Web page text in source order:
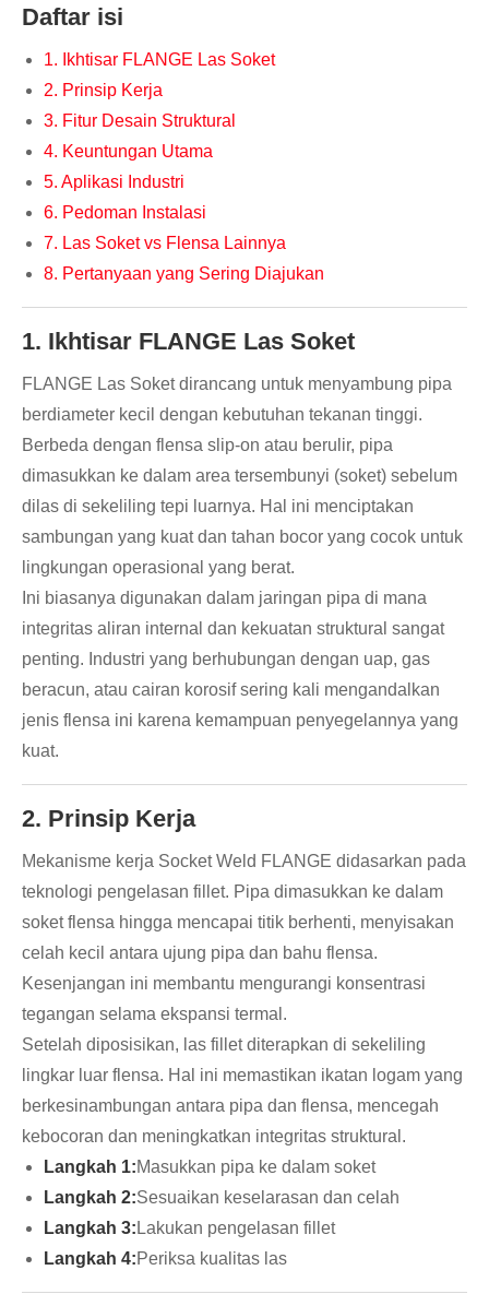
Daftar isi
1. Ikhtisar FLANGE Las Soket
2. Prinsip Kerja
3. Fitur Desain Struktural
4. Keuntungan Utama
5. Aplikasi Industri
6. Pedoman Instalasi
7. Las Soket vs Flensa Lainnya
8. Pertanyaan yang Sering Diajukan
1. Ikhtisar FLANGE Las Soket
FLANGE Las Soket dirancang untuk menyambung pipa
berdiameter kecil dengan kebutuhan tekanan tinggi.
Berbeda dengan flensa slip-on atau berulir, pipa
dimasukkan ke dalam area tersembunyi (soket) sebelum
dilas di sekeliling tepi luarnya. Hal ini menciptakan
sambungan yang kuat dan tahan bocor yang cocok untuk
lingkungan operasional yang berat.
Ini biasanya digunakan dalam jaringan pipa di mana
integritas aliran internal dan kekuatan struktural sangat
penting. Industri yang berhubungan dengan uap, gas
beracun, atau cairan korosif sering kali mengandalkan
jenis flensa ini karena kemampuan penyegelannya yang
kuat.
2. Prinsip Kerja
Mekanisme kerja Socket Weld FLANGE didasarkan pada
teknologi pengelasan fillet. Pipa dimasukkan ke dalam
soket flensa hingga mencapai titik berhenti, menyisakan
celah kecil antara ujung pipa dan bahu flensa.
Kesenjangan ini membantu mengurangi konsentrasi
tegangan selama ekspansi termal.
Setelah diposisikan, las fillet diterapkan di sekeliling
lingkar luar flensa. Hal ini memastikan ikatan logam yang
berkesinambungan antara pipa dan flensa, mencegah
kebocoran dan meningkatkan integritas struktural.
Langkah 1:Masukkan pipa ke dalam soket
Langkah 2:Sesuaikan keselarasan dan celah
Langkah 3: Lakukan pengelasan fillet
Langkah 4:Periksa kualitas las